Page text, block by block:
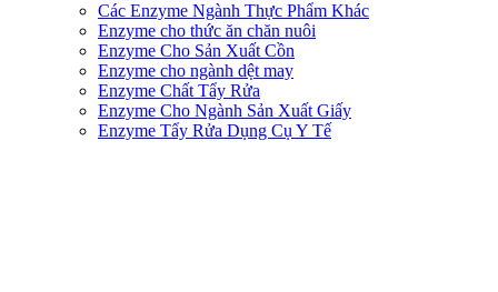
Các Enzyme Ngành Thực Phẩm Khác
Enzyme cho thức ăn chăn nuôi
Enzyme Cho Sản Xuất Cồn
Enzyme cho ngành dệt may
Enzyme Chất Tẩy Rửa
Enzyme Cho Ngành Sản Xuất Giấy
Enzyme Tẩy Rửa Dụng Cụ Y Tế